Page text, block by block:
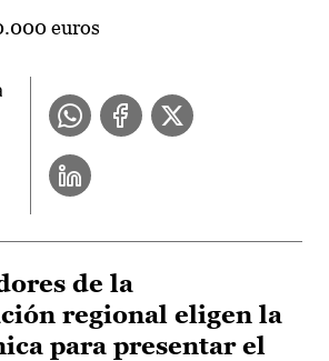
euros
de la
regional eligen la
para presentar el